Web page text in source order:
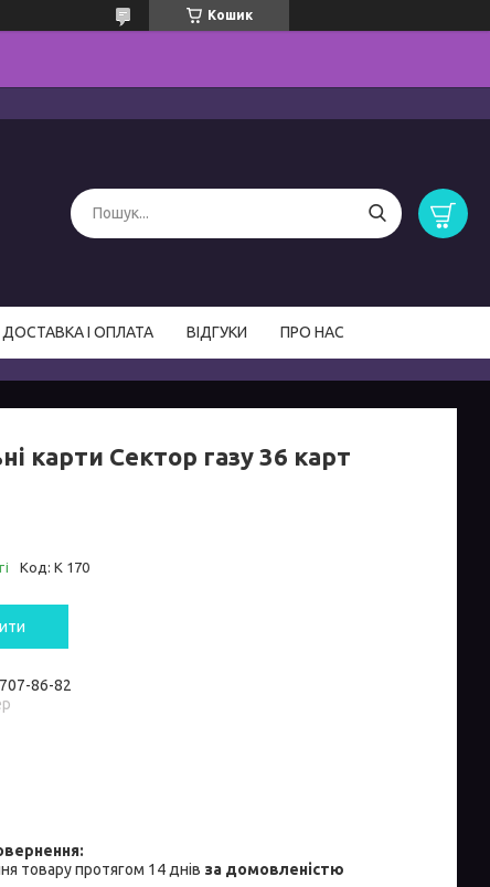
Кошик
ДОСТАВКА І ОПЛАТА ВІДГУКИ ПРО НАС
карти Сектор газу 36 карт
Код: К 170
86-82
товару протягом 14 днів за домовленістю